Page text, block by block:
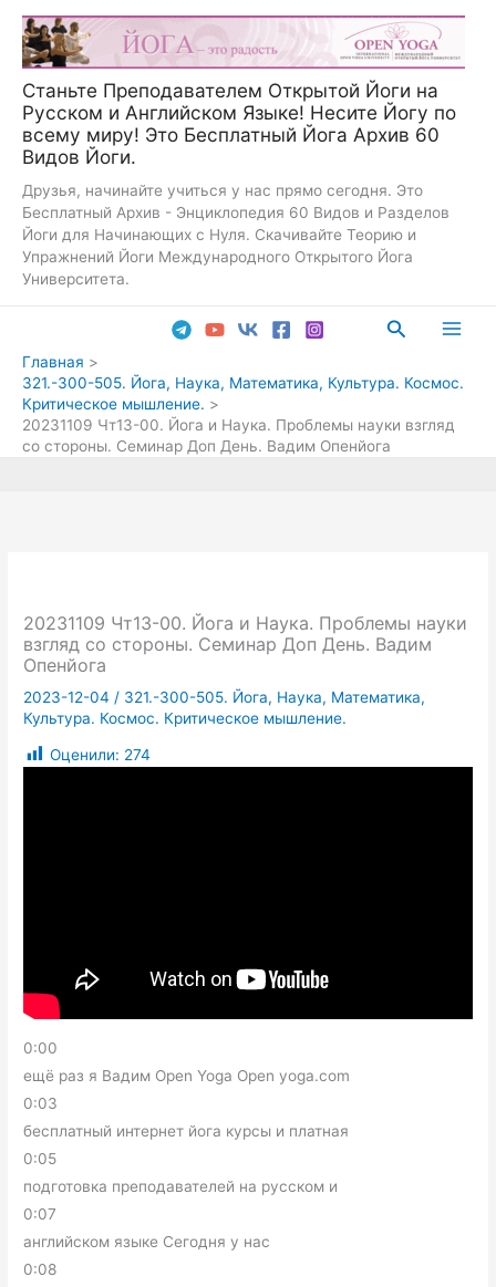
Перейти
содержимому
Станьте Преподавателем Открытой Йоги на
Русском и Английском Языке! Несите Йогу по
всему миру! Это Бесплатный Йога Архив 60
Видов Йоги.
Друзья, начинайте учиться у нас прямо сегодня. Это
Бесплатный Архив - Энциклопедия 60 Видов и Разделов
Йоги для Начинающих с Нуля. Скачивайте Теорию и
Упражнений Йоги Международного Открытого Йога
Университета.
Поиск
Главная
321.-300-505. Йога, Наука, Математика, Культура. Космос.
Критическое мышление.
20231109 Чт13-00. Йога и Наука. Проблемы науки взгляд
со стороны. Семинар Доп День. Вадим Опенйога
20231109 Чт13-00. Йога и Наука. Проблемы науки
взгляд со стороны. Семинар Доп День. Вадим
Опенйога
2023-12-04 / 321.-300-505. Йога, Наука, Математика,
Культура. Космос. Критическое мышление.
Оценили: 274
0:00
ещё раз я Вадим Open Yoga Open yoga.com
0:03
бесплатный интернет йога курсы и платная
0:05
подготовка преподавателей на русском и
0:07
английском языке Сегодня у нас
0:08